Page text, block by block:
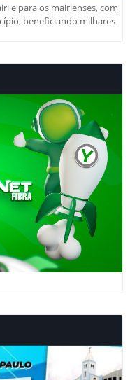
e para os mairienses, com
beneficiando milhares